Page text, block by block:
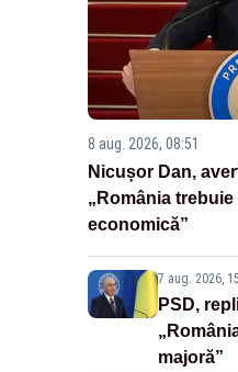
8 aug. 2026, 08:51
Nicușor Dan,
„România
economică”
7 aug. 2026,
PSD,
majoră”